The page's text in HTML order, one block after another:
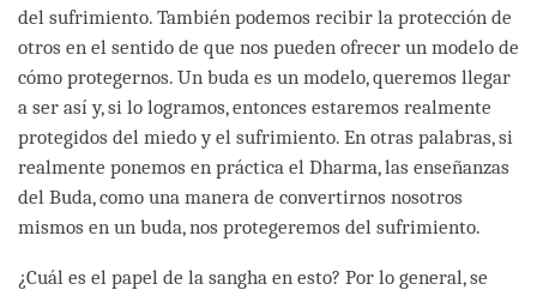
del sufrimiento. También podemos recibir la protección de
otros en el sentido de que nos pueden ofrecer un modelo de
cómo protegernos. Un buda es un modelo, queremos llegar
a ser así y, si lo logramos, entonces estaremos realmente
protegidos del miedo y el sufrimiento. En otras palabras, si
realmente ponemos en práctica el Dharma, las enseñanzas
del Buda, como una manera de convertirnos nosotros
mismos en un buda, nos protegeremos del sufrimiento.
¿Cuál es el papel de la sangha en esto? Por lo general, se